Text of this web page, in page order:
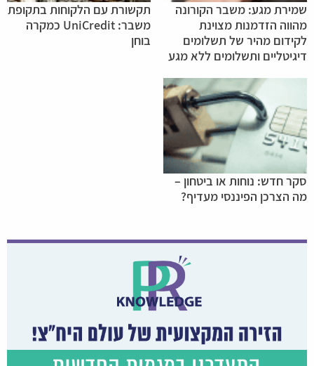
שמירת מגע: משבר הקורונה
מהווה הזדמנות מצוינת
לקידום מהיר של תשלומים
דיגיטליים ותשלומים ללא מגע
תקשורת עם הלקוחות בתקופת
משבר: UniCredit כמקרה
בוחן
סקר חדש: נוחות או ביטחון –
מה הצרכן הפיננסי מעדיף?